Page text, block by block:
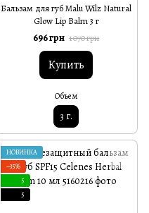
Бальзам для губ Malu Wilz Natural
Glow Lip Balm 3 г
696 грн 1 070 грн
Купить
Объем
3 г.
НОВИНКА
−35%
5
5